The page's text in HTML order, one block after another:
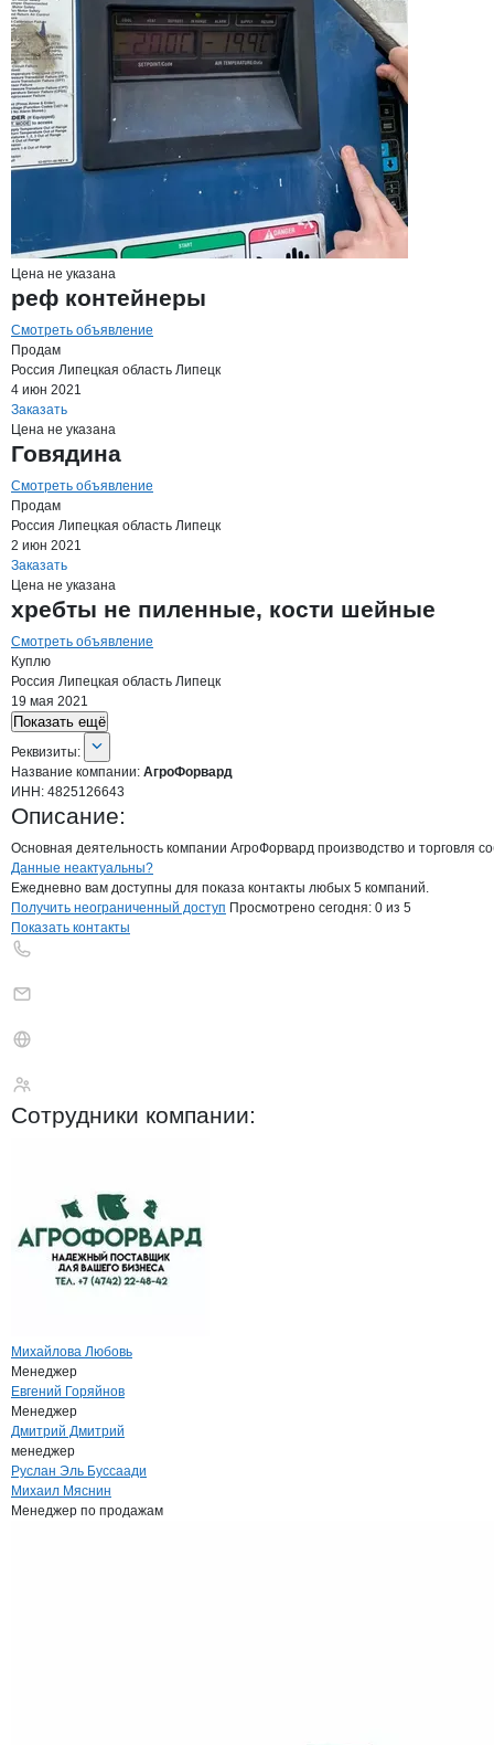
Цена не указана
реф контейнеры
Смотреть объявление
Продам
Россия Липецкая область Липецк
4 июн 2021
Заказать
Цена не указана
Говядина
Смотреть объявление
Продам
Россия Липецкая область Липецк
2 июн 2021
Заказать
Цена не указана
хребты не пиленные, кости шейные
Смотреть объявление
Куплю
Россия Липецкая область Липецк
19 мая 2021
Показать ещё
О компании
Реквизиты
Реквизиты:
Название компании: АгроФорвард
ИНН: 4825126643
Описание:
Основная деятельность компании АгроФорвард производство и торговля
Контактыкомпании
+7(800)000-00-..
Данные неактуальны?
Ежедневно вам доступны для показа контакты любых 5 компаний.
Получить неограниченный доступ Просмотрено сегодня: 0 из 5
Показать контакты
Сотрудники компании:
Михайлова Любовь
Менеджер
Евгений Горяйнов
Менеджер
Дмитрий Дмитрий
менеджер
Руслан Эль Буссаади
Михаил Мяснин
Менеджер по продажам